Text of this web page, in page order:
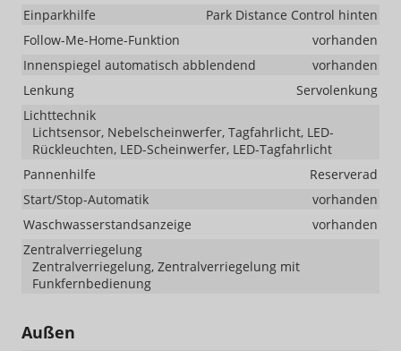
Einparkhilfe
Park Distance Control hinten
Follow-Me-Home-Funktion
vorhanden
Innenspiegel automatisch abblendend
vorhanden
Lenkung
Servolenkung
Lichttechnik
Lichtsensor, Nebelscheinwerfer, Tagfahrlicht, LED-
Rückleuchten, LED-Scheinwerfer, LED-Tagfahrlicht
Pannenhilfe
Reserverad
Start/Stop-Automatik
vorhanden
Waschwasserstandsanzeige
vorhanden
Zentralverriegelung
Zentralverriegelung, Zentralverriegelung mit
Funkfernbedienung
Außen